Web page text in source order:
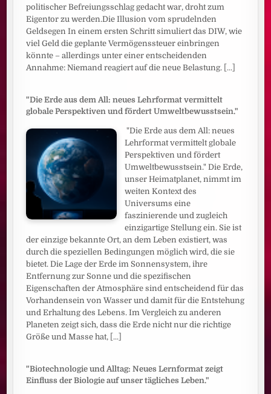
politischer Befreiungsschlag gedacht war, droht zum
Eigentor zu werden.Die Illusion vom sprudelnden
Geldsegen In einem ersten Schritt simuliert das DIW, wie
viel Geld die geplante Vermögenssteuer einbringen
könnte – allerdings unter einer entscheidenden
Annahme: Niemand reagiert auf die neue Belastung. [...]
"Die Erde aus dem All: neues Lehrformat vermittelt
globale Perspektiven und fördert Umweltbewusstsein."
"Die Erde aus dem All: neues
Lehrformat vermittelt globale
Perspektiven und fördert
Umweltbewusstsein." Die Erde,
unser Heimatplanet, nimmt im
weiten Kontext des
Universums eine
faszinierende und zugleich
einzigartige Stellung ein. Sie ist
der einzige bekannte Ort, an dem Leben existiert, was
durch die speziellen Bedingungen möglich wird, die sie
bietet. Die Lage der Erde im Sonnensystem, ihre
Entfernung zur Sonne und die spezifischen
Eigenschaften der Atmosphäre sind entscheidend für das
Vorhandensein von Wasser und damit für die Entstehung
und Erhaltung des Lebens. Im Vergleich zu anderen
Planeten zeigt sich, dass die Erde nicht nur die richtige
Größe und Masse hat, [...]
"Biotechnologie und Alltag: Neues Lernformat zeigt
Einfluss der Biologie auf unser tägliches Leben."